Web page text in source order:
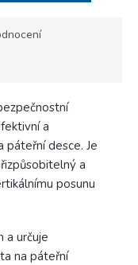
a
páteřní desce. Je
a
posunu
a určuje
na páteřní